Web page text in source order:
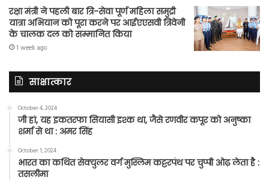
रक्षा मंत्री ने पहली बार त्रि-सेवा पूर्ण महिला समुद्री
यात्रा अभियान को पूरा करने पर आईएएसवी त्रिवेनी
के चालक दल को सम्मानित किया
1 week ago
साक्षात्कार
October 4, 2024
जी हां, यह इकतरफा सियासी इश्क था, जैसे रणवीर कपूर को अनुष्का
शर्मा से था : अमर सिंह
October 1, 2024
भारत का कथित सेक्युलर वर्ग मुस्लिम कट्टरपंथ पर चुप्पी ओढ़ लेता है :
तसलीमा